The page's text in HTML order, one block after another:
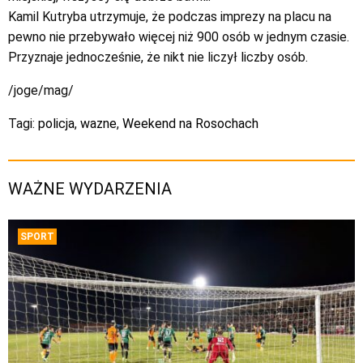
Kamil Kutryba utrzymuje, że podczas imprezy na placu na
pewno nie przebywało więcej niż 900 osób w jednym czasie.
Przyznaje jednocześnie, że nikt nie liczył liczby osób.
/joge/mag/
Tagi: policja, wazne, Weekend na Rosochach
WAŻNE WYDARZENIA
SPORT